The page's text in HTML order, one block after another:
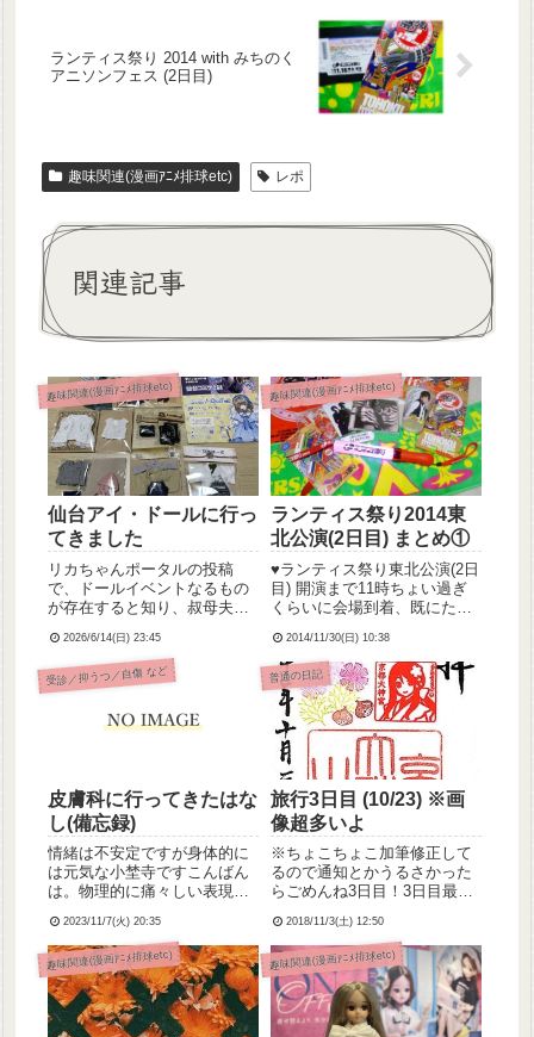
ランティス祭り 2014 with みちのく
アニソンフェス (2日目)
趣味関連(漫画ｱﾆﾒ排球etc) レポ
関連記事
趣味関連(漫画ｱﾆﾒ排球etc)
仙台アイ・ドールに行っ
てきました
リカちゃんポータルの投稿
で、ドールイベントなるもの
が存在すると知り、叔母夫妻
ト、「仙台アイ・ドール
VOL.19」に初参加してきまし
た！！！！リカちゃん用の1/6
ーる用1/12ドール服を買い...
2026/6/14(日) 23:45
趣味関連(漫画ｱﾆﾒ排球etc)
ランティス祭り2014東
北公演(2日目) まとめ①
♥︎ランティス祭り東北公演(2日
目) 開演まで11時ちょい過ぎ
くらいに会場到着、既にたく
した。女性が多いなーという
印象。(後に白石稔さんのMC
から８割が女性客だと判明)開
場は11時の予定でしたが、若
干遅れていたみた...
2014/11/30(日) 10:38
受診／抑うつ／自傷 など
皮膚科に行ってきたはな
し(備忘録)
情緒は不安定ですが身体的に
は元気な小埜寺ですこんばん
は。物理的に痛々しい表現あ
※わたし、ささくれとか足の
爪とか剝がしちゃう悪癖(自傷
癖？)があって。左足の母趾の
爪の左端、肉ごと引っ張って
出血させちゃって、止血はで
き...
2023/11/7(火) 20:35
普通の日記
旅行3日目 (10/23) ※画
像超多いよ
※ちょこちょこ加筆修正して
るので通知とかうるさかった
らごめんね3日目！3日目最初
いいなって思ってお参りしよ
うと思ったの💡とりあえずぐ
ーぐるMAPに案内してもらっ
て歩いたはいいが、目的地を
設定し間違えて全然違うとこ
ろ...
2018/11/3(土) 12:50
趣味関連(漫画ｱﾆﾒ排球etc) 趣味関連(漫画ｱﾆﾒ排球etc)